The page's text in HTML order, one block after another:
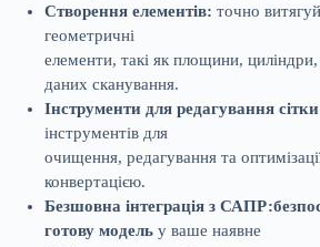
Створення елементів: точно
геометричні
елементи, такі як площини,
даних сканування.
Інструменти для редагування
інструментів для
очищення, редагування та
конвертацією.
Безшовна інтеграція з САПР:
готову модель у ваше наявне